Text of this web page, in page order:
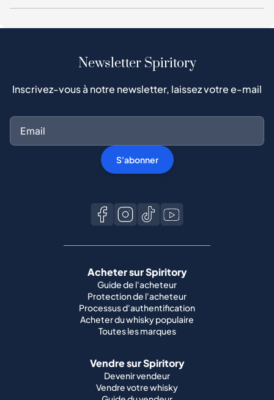
Newsletter Spiritory
Inscrivez-vous à notre newsletter, laissez votre e-mail
S'abonner
Acheter sur Spiritory
Guide de l'acheteur
Protection de l'acheteur
Processus d'authentification
Acheter du whisky populaire
Toutes les marques
Vendre sur Spiritory
Devenir vendeur
Vendre votre whisky